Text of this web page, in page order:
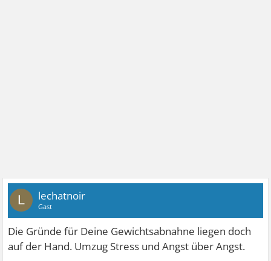
L lechatnoir
Gast
Die Gründe für Deine Gewichtsabnahne liegen doch
auf der Hand. Umzug Stress und Angst über Angst.